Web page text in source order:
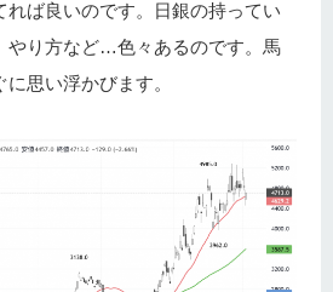
れば良いのです。日銀の持ってい
やり方など…色々あるのです。馬
思い浮かびます。